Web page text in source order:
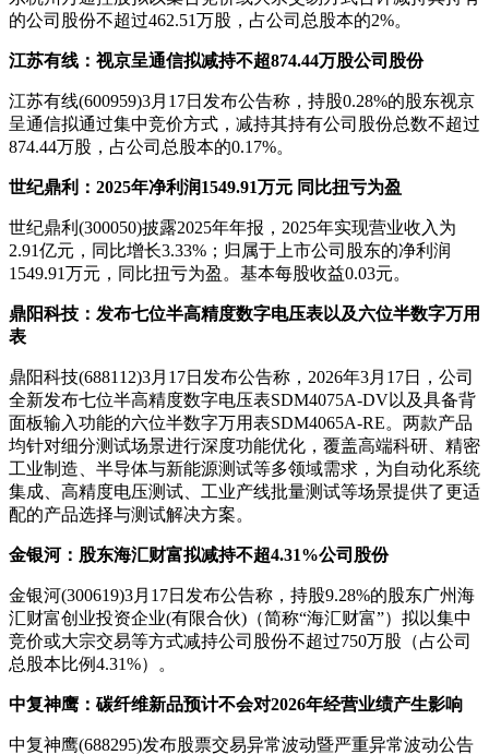
的公司股份不超过462.51万股，占公司总股本的2%。
江苏有线：视京呈通信拟减持不超874.44万股公司股份
江苏有线(600959)3月17日发布公告称，持股0.28%的股东视京
呈通信拟通过集中竞价方式，减持其持有公司股份总数不超过
874.44万股，占公司总股本的0.17%。
世纪鼎利：2025年净利润1549.91万元 同比扭亏为盈
世纪鼎利(300050)披露2025年年报，2025年实现营业收入为
2.91亿元，同比增长3.33%；归属于上市公司股东的净利润
1549.91万元，同比扭亏为盈。基本每股收益0.03元。
鼎阳科技：发布七位半高精度数字电压表以及六位半数字万用
表
鼎阳科技(688112)3月17日发布公告称，2026年3月17日，公司
全新发布七位半高精度数字电压表SDM4075A-DV以及具备背
面板输入功能的六位半数字万用表SDM4065A-RE。两款产品
均针对细分测试场景进行深度功能优化，覆盖高端科研、精密
工业制造、半导体与新能源测试等多领域需求，为自动化系统
集成、高精度电压测试、工业产线批量测试等场景提供了更适
配的产品选择与测试解决方案。
金银河：股东海汇财富拟减持不超4.31%公司股份
金银河(300619)3月17日发布公告称，持股9.28%的股东广州海
汇财富创业投资企业(有限合伙)（简称“海汇财富”）拟以集中
竞价或大宗交易等方式减持公司股份不超过750万股（占公司
总股本比例4.31%）。
中复神鹰：碳纤维新品预计不会对2026年经营业绩产生影响
中复神鹰(688295)发布股票交易异常波动暨严重异常波动公告